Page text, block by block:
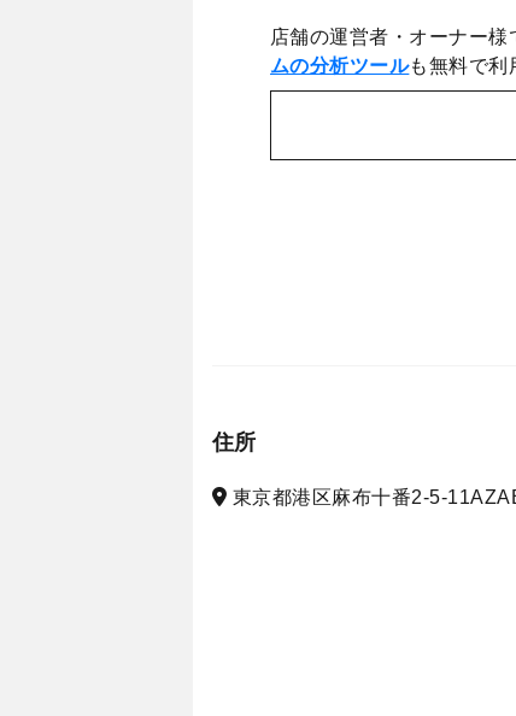
店舗の運営者・オーナー
ムの分析ツールも無料で利
住所
東京都港区麻布十番2-5-